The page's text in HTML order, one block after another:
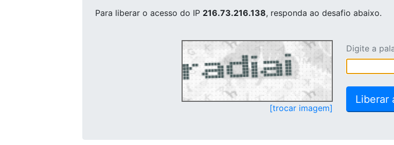
Para liberar o acesso do IP 216.73.216.138, responda ao desafio abaixo.
[trocar imagem]
Digite a